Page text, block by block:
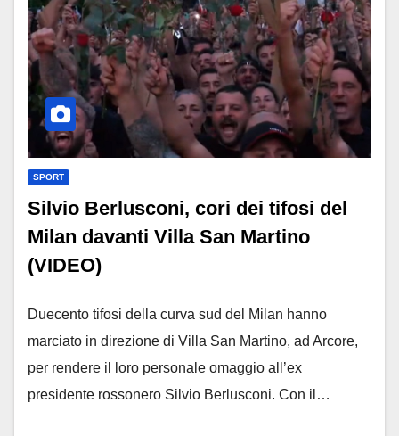
SPORT
Silvio Berlusconi, cori dei tifosi del
Milan davanti Villa San Martino
(VIDEO)
Duecento tifosi della curva sud del Milan hanno
marciato in direzione di Villa San Martino, ad Arcore,
per rendere il loro personale omaggio all’ex
presidente rossonero Silvio Berlusconi. Con il…